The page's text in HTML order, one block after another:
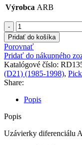
Výrobca ARB
množstvo
Uzávierka
ARB
Nissan
Patrol
zadná
Y60
Y61,
Terrano
D21
Pridať do košíka
Porovnať
Pridať do nákupného
Katalógové číslo:
(D21) (1985-1998),
Share:
Popis
Popis
Uzávierky diferenciálu